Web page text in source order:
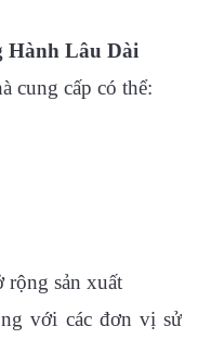
Hành Lâu Dài
cung cấp có thể:
sản xuất
với các đơn vị sử